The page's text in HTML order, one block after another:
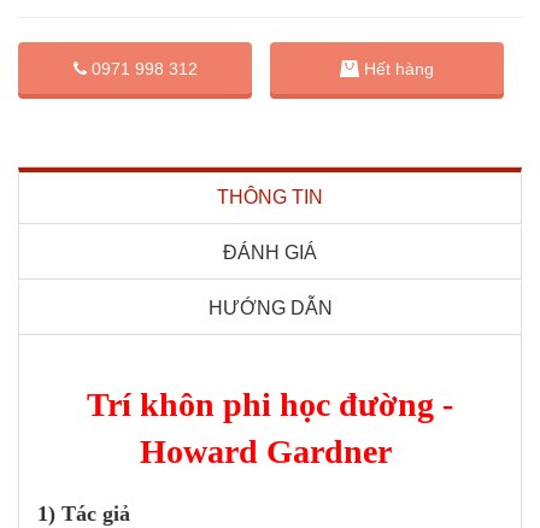
0971 998 312 Hết hàng
THÔNG TIN
ĐÁNH GIÁ
HƯỚNG DẪN
Trí khôn phi học đường -
Howard Gardner
1) Tác giả